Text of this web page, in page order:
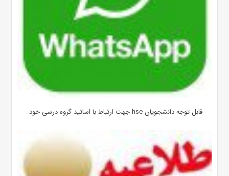
قابل توجه دانشجویان hse جهت ارتباط با اساتید گروه درسی خود